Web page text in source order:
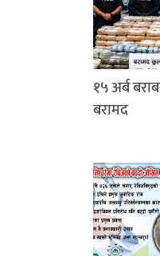
१५ अर्ब
बरामद